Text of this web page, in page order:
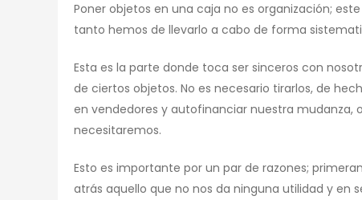
Poner objetos en una caja no es organización;
tanto hemos de llevarlo a cabo de forma
Esta es la parte donde toca ser sinceros con
de ciertos objetos. No es necesario tirarlos, de
en vendedores y autofinanciar nuestra mudanza,
necesitaremos.
Esto es importante por un par de razones;
atrás aquello que no nos da ninguna utilidad y en